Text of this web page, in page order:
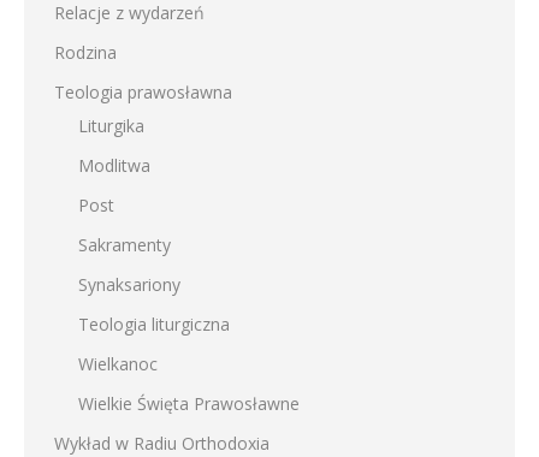
Relacje z wydarzeń
Rodzina
Teologia prawosławna
Liturgika
Modlitwa
Post
Sakramenty
Synaksariony
Teologia liturgiczna
Wielkanoc
Wielkie Święta Prawosławne
Wykład w Radiu Orthodoxia